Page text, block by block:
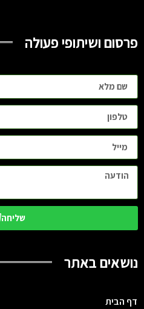
פרסום ושיתופי פעולה
שליחה
נושאים באתר
דף הבית